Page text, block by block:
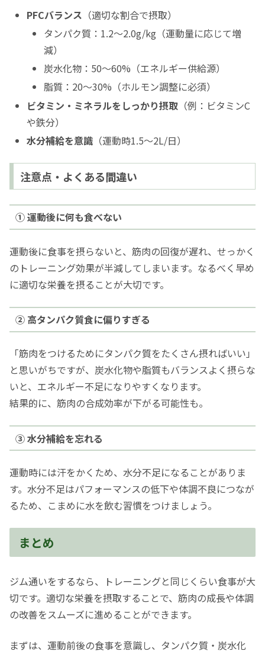
PFCバランス （適切な割合で摂取）
タンパク質：1.2〜2.0g/kg（運動量に応じて増
減）
炭水化物：50〜60%（エネルギー供給源）
脂質：20〜30%（ホルモン調整に必須）
ビタミン・ミネラルをしっかり摂取 （例：ビタミンC
や鉄分）
水分補給を意識 （運動時1.5〜2L/日）
注意点・よくある間違い
① 運動後に何も食べない
運動後に食事を摂らないと、筋肉の回復が遅れ、せっかく
のトレーニング効果が半減してしまいます。なるべく早め
に適切な栄養を摂ることが大切です。
② 高タンパク質食に偏りすぎる
「筋肉をつけるためにタンパク質をたくさん摂ればいい」
と思いがちですが、炭水化物や脂質もバランスよく摂らな
いと、エネルギー不足になりやすくなります。
結果的に、筋肉の合成効率が下がる可能性も。
③ 水分補給を忘れる
運動時には汗をかくため、水分不足になることがありま
す。水分不足はパフォーマンスの低下や体調不良につなが
るため、こまめに水を飲む習慣をつけましょう。
まとめ
ジム通いをするなら、トレーニングと同じくらい食事が大
切です。適切な栄養を摂取することで、筋肉の成長や体調
の改善をスムーズに進めることができます。
まずは、運動前後の食事を意識し、タンパク質・炭水化